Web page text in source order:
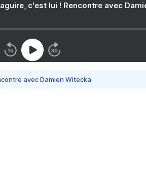
c'est lui ! Rencontre avec
avec Damien Witecka